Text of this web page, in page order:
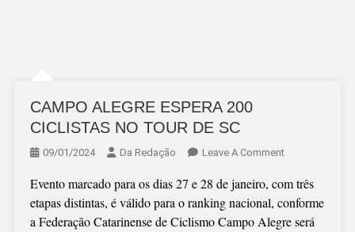
CAMPO ALEGRE ESPERA 200
CICLISTAS NO TOUR DE SC
09/01/2024 Da Redação Leave A CommentOn
ALEGRE
ESPERA
200
Evento marcado para os dias 27 e 28 de janeiro, com três
etapas distintas, é válido para o ranking nacional, conforme
a Federação Catarinense de Ciclismo Campo Alegre será